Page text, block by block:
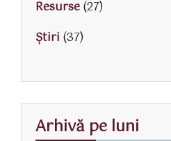
Resurse(27)
Știri (37)
Arhivă pe luni